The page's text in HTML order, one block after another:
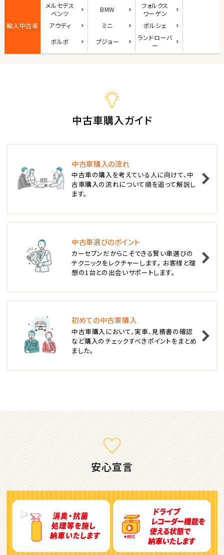
2
ロードスター
ホンダ
S660
1位
2位
スバル
レガシィツーリングワゴン
3位
トヨタ
カローラフィールダー
2
アルファード
位
輸入中古車
メルセデス
ベンツ
BMW
フォルクス
ワーゲン
アウディ
ミニ
ポルシェ
ボルボ
プジョー ランドローバ
ー
中古車購入ガイド
中古車購入の流れ
中古車の購入を考えている人に向けて、中
古車購入の流れについて順を追って解説し
ます。
中古車選びのポイント
カーセブンだからこそできる賢い車選びの
テクニックをレクチャーします。 お客様と理
想の1台との出会いサポートします。
初めての中古車購入
中古車購入において、実車、見積書の確認
など購入のチェックすべきポイントをまとめ
ました。
安心宣言